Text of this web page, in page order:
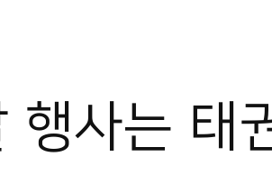
행사는 태